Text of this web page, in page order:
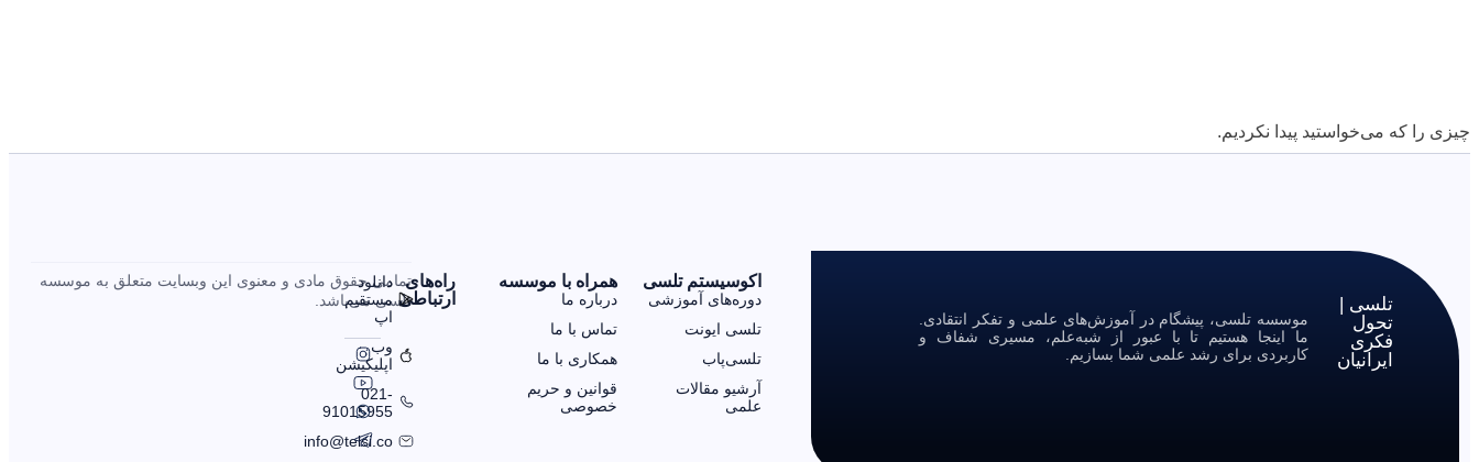
چیزی را که می‌خواستید پیدا نکردیم.
تلسی |
تحول
فکری
ایرانیان
موسسه تلسی، پیشگام در آموزش‌های علمی و تفکر انتقادی.
ما اینجا هستیم تا با عبور از شبه‌علم، مسیری شفاف و
کاربردی برای رشد علمی شما بسازیم.
اکوسیستم تلسی
دوره‌های آموزشی
تلسی ایونت
تلسی‌پاب
آرشیو مقالات
علمی
همراه با موسسه
درباره ما
تماس با ما
همکاری با ما
قوانین و حریم
خصوصی
را‌ه‌های
ارتباطی
دانلود
مستقیم
اپ
وب
اپلیکیشن
021-
91015955
info@telsi.co
تمامی حقوق مادی و معنوی این وبسایت متعلق به موسسه
تلسی می‌باشد.